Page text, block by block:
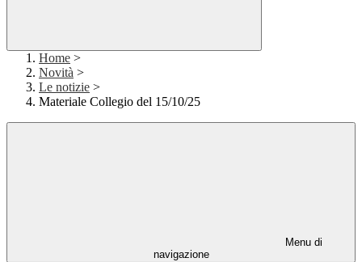
Home >
Novità >
Le notizie >
Materiale Collegio del 15/10/25
Menu di
navigazione